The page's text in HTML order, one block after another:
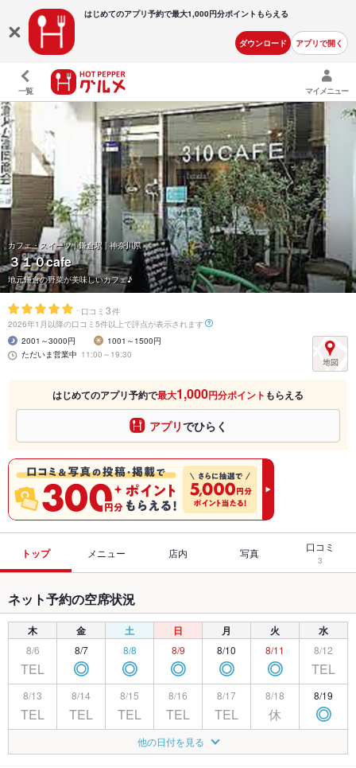
はじめてのアプリ予約で最大1,000円分ポイントもらえる
ダウンロード アプリで開く
一覧 マイメニュー
カフェ・スイーツ | 鎌倉駅 | 神奈川県
３１０cafe
地元鎌倉の野菜が美味しいカフェ♪
- 口コミ 3件
2026年1月以降の口コミ5件以上で評点が表示されます
2001～3000円
1001～1500円
ただいま営業中 11:00～19:30
はじめてのアプリ予約で最大1,000円分ポイント もらえる
アプリでひらく
トップ メニュー 店内 写真 口コミ
3
ネット予約の空席状況
木 金 土 日 月 火 水
8/6
TEL
8/7
◎
8/8
◎
8/9
◎
8/10
◎
8/11
◎
8/12
TEL
8/13
TEL
8/14
TEL
8/15
TEL
8/16
TEL
8/17
TEL
8/18
休
8/19
◎
◎ ◎
8/22
◎
8/23
◎
8/24
◎ 休 ◎
他の日付を見る